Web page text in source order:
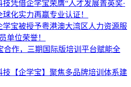
凭借企学宝荣膺“人才发展菁英奖·
化实力再赢专业认证！
学宝被授予粤港澳大湾区人力资源服
单位荣誉！
合作，三期国际版培训平台赋能全
技【企学宝】聚焦多品牌培训体系建